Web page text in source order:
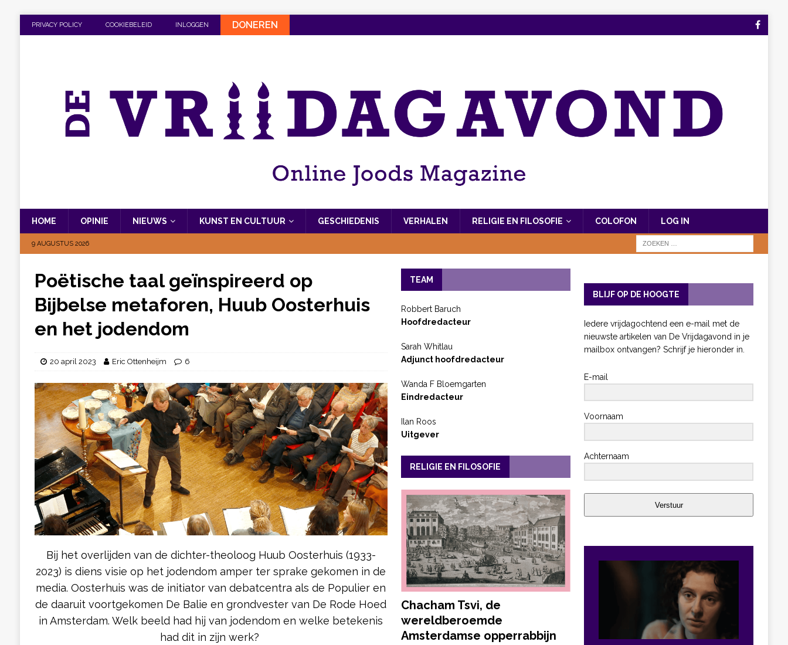
PRIVACY POLICY COOKIEBELEID INLOGGEN DONEREN
HOME OPINIE NIEUWS KUNST EN CULTUUR GESCHIEDENIS VERHALEN RELIGIE EN FILOSOFIE COLOFON LOG IN
9 AUGUSTUS 2026
Poëtische taal geïnspireerd op
Bijbelse metaforen, Huub Oosterhuis
en het jodendom
20 april 2023 Eric Ottenheijm 6
Bij het overlijden van de dichter-theoloog Huub Oosterhuis (1933-
2023) is diens visie op het jodendom amper ter sprake gekomen in de
media. Oosterhuis was de initiator van debatcentra als de Populier en
de daaruit voortgekomen De Balie en grondvester van De Rode Hoed
in Amsterdam. Welk beeld had hij van jodendom en welke betekenis
had dit in zijn werk?
TEAM
Robbert Baruch
Hoofdredacteur
Sarah Whitlau
Adjunct hoofdredacteur
Wanda F Bloemgarten
Eindredacteur
Ilan Roos
Uitgever
RELIGIE EN FILOSOFIE
Chacham Tsvi, de
wereldberoemde
Amsterdamse opperrabbijn
BLIJF OP DE HOOGTE
Iedere vrijdagochtend een e-mail met de
nieuwste artikelen van De Vrijdagavond in je
mailbox ontvangen? Schrijf je hieronder in.
E-mail
Voornaam
Achternaam
Verstuur